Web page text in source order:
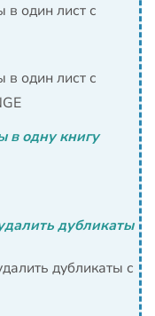
один лист с
один лист с
в одну книгу
дубликаты
дубликаты с